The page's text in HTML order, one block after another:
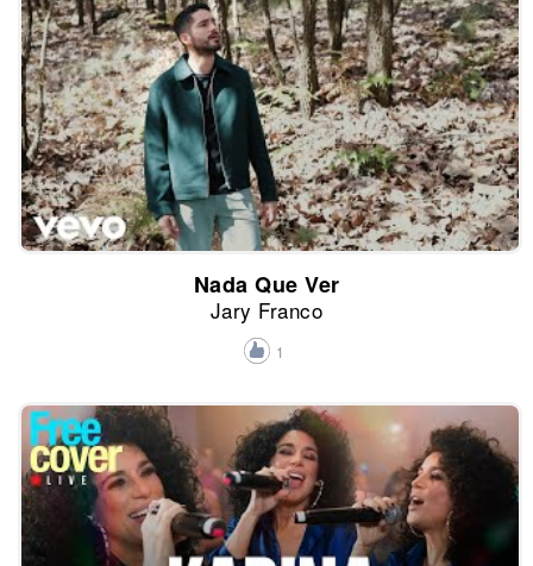
Nada Que Ver
Jary Franco
1